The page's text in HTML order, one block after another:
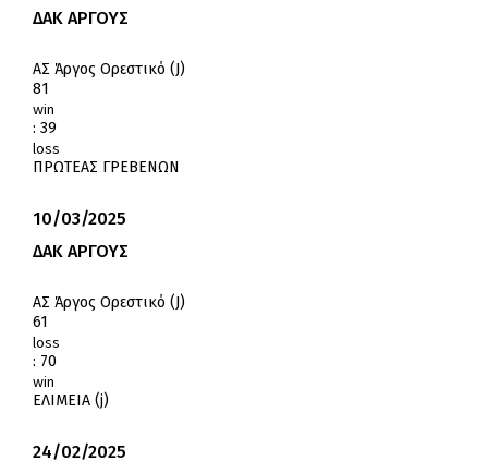
ΔΑΚ ΑΡΓΟΥΣ
ΑΣ Άργος Ορεστικό (J)
81
win
: 39
loss
ΠΡΩΤΕΑΣ ΓΡΕΒΕΝΩΝ
10/03/2025
ΔΑΚ ΑΡΓΟΥΣ
ΑΣ Άργος Ορεστικό (J)
61
loss
: 70
win
ΕΛΙΜΕΙΑ (j)
24/02/2025